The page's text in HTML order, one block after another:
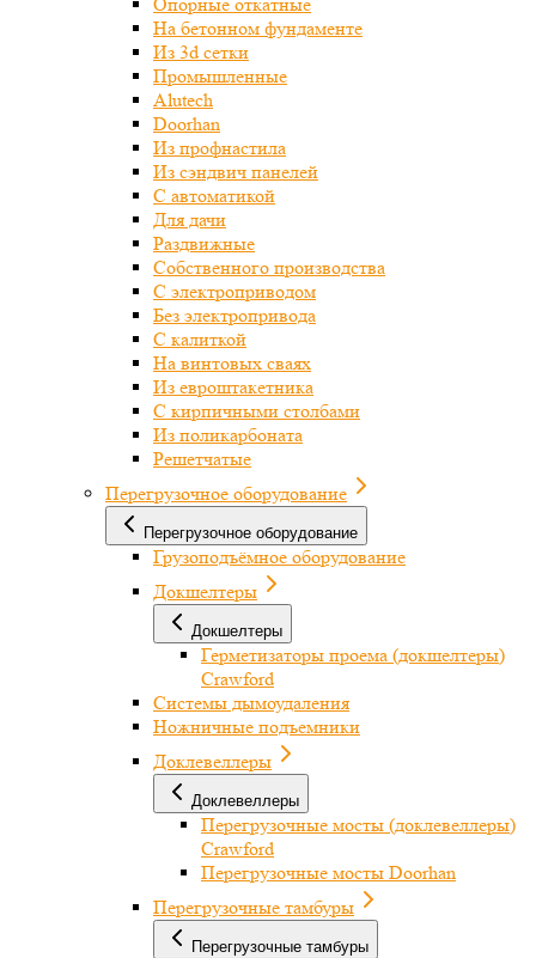
На бетонном фундаменте
Из 3d сетки
Промышленные
Alutech
Doorhan
Из профнастила
Из сэндвич панелей
С автоматикой
Для дачи
Раздвижные
Собственного производства
С электроприводом
Без электропривода
С калиткой
На винтовых сваях
Из евроштакетника
С кирпичными столбами
Из поликарбоната
Решетчатые
Перегрузочное оборудование
Перегрузочное оборудование
Грузоподъёмное оборудование
Докшелтеры
Докшелтеры
Герметизаторы проема (докшелтеры)
Crawford
Системы дымоудаления
Ножничные подъемники
Доклевеллеры
Доклевеллеры
Перегрузочные мосты (доклевеллеры)
Crawford
Перегрузочные мосты Doorhan
Перегрузочные тамбуры
Перегрузочные тамбуры